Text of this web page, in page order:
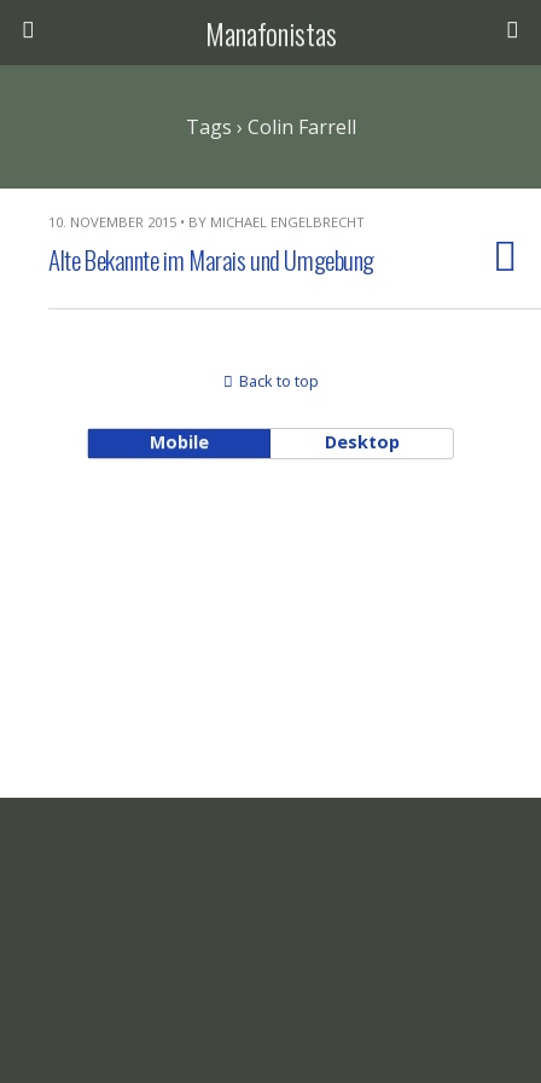
Manafonistas
Tags › Colin Farrell
10. NOVEMBER 2015 • BY MICHAEL ENGELBRECHT
Alte Bekannte im Marais und Umgebung
Back to top
Mobile Desktop